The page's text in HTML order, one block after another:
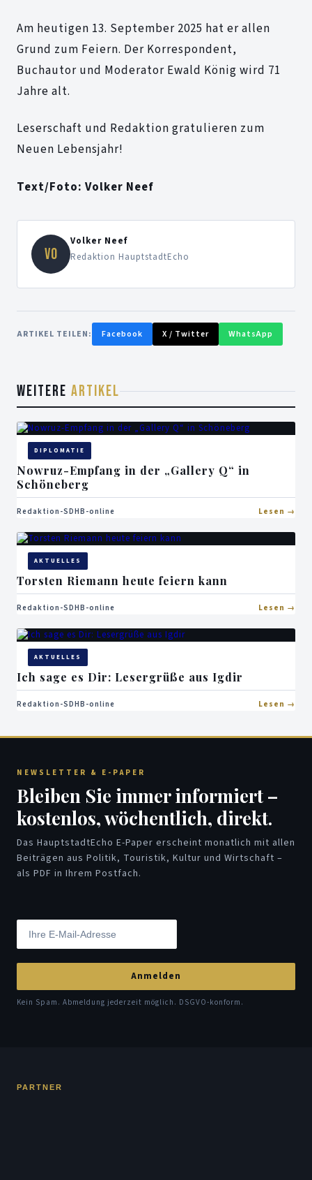
Am heutigen 13. September 2025 hat er allen
Grund zum Feiern. Der Korrespondent,
Buchautor und Moderator Ewald König wird 71
Jahre alt.
Leserschaft und Redaktion gratulieren zum
Neuen Lebensjahr!
Text/Foto: Volker Neef
VO
Volker Neef
Redaktion HauptstadtEcho
ARTIKEL TEILEN: Facebook X / Twitter WhatsApp
WEITERE ARTIKEL
DIPLOMATIE
Nowruz-Empfang in der „Gallery Q“ in
Schöneberg
Redaktion-SDHB-online Lesen
AKTUELLES
Torsten Riemann heute feiern kann
Redaktion-SDHB-online Lesen
AKTUELLES
Ich sage es Dir: Lesergrüße aus Igdir
Redaktion-SDHB-online Lesen
NEWSLETTER & E-PAPER
Bleiben Sie immer informiert –
kostenlos, wöchentlich, direkt.
Das HauptstadtEcho E-Paper erscheint monatlich mit allen
Beiträgen aus Politik, Touristik, Kultur und Wirtschaft –
als PDF in Ihrem Postfach.
Anmelden
Kein Spam. Abmeldung jederzeit möglich. DSGVO-konform.
PARTNER